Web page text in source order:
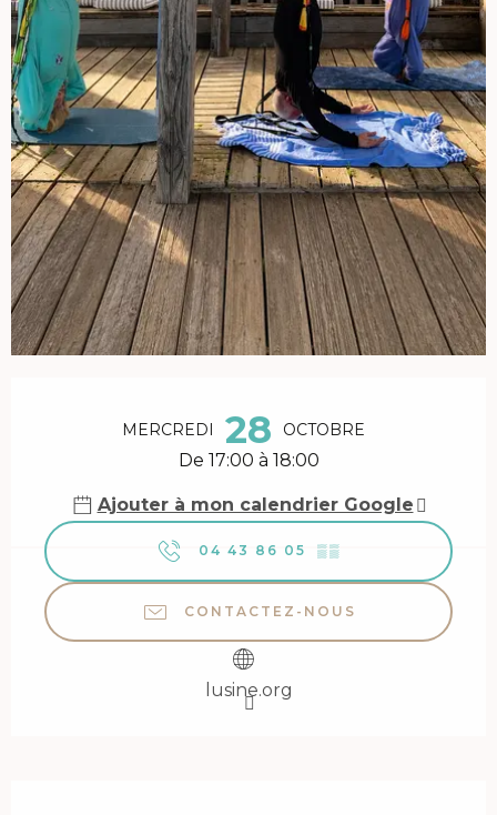
MERCREDI 28 OCTOBRE
De 17:00 à 18:00
Ajouter à mon calendrier Google
04 43 86 05 ▒▒
CONTACTEZ-NOUS
lusine.org